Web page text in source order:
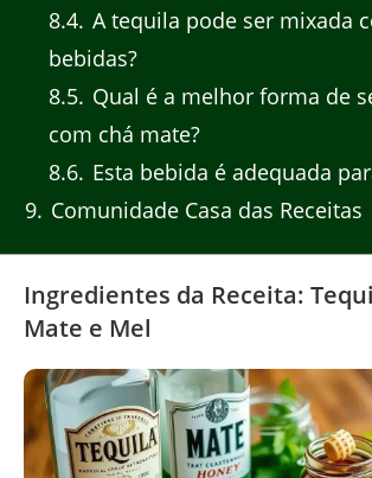
8.4 A tequila pode ser mixada
bebidas?
8.5 Qual é a melhor forma de
com chá mate?
8.6 Esta bebida é adequada
9 Comunidade Casa das Receitas
Ingredientes da Receita:
Mate e Mel